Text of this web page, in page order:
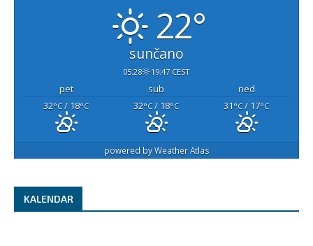
22°
sunčano
05:28 19:47 CEST
pet sub
ned
32°C / 18°C 32°C / 18°C 31 °C / 17°C
powered byWeather Atlas
KALENDAR